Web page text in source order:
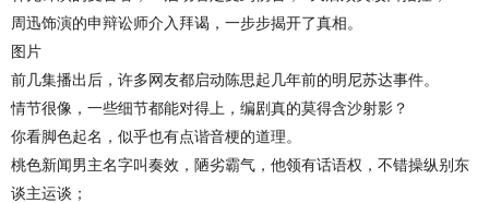
周迅饰演的申辩讼师介入拜谒，一步步揭开了真相。
图片
前几集播出后，许多网友都启动陈思起几年前的明尼苏达事件。
情节很像，一些细节都能对得上，编剧真的莫得含沙射影？
你看脚色起名，似乎也有点谐音梗的道理。
桃色新闻男主名字叫奏效，陋劣霸气，他领有话语权，不错操纵别东
谈主运谈；